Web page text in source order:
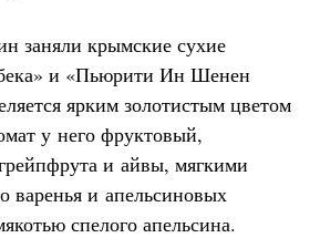
заняли крымские сухие
и «Пьюрити Ин Шенен
ярким золотистым цветом
у него фруктовый,
и айвы, мягкими
варенья и апельсиновых
спелого апельсина.